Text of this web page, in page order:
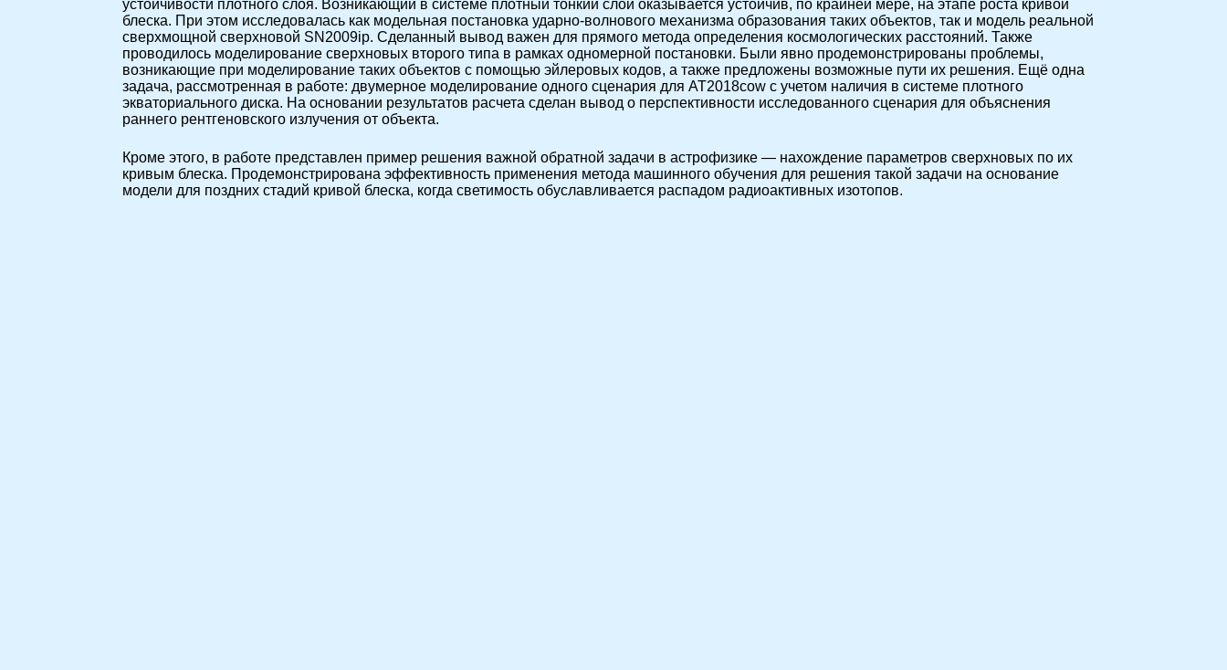
устойчивости плотного слоя. Возникающий в системе плотный тонкий слой оказывается устойчив, по крайней мере, на этапе роста кривой
блеска. При этом исследовалась как модельная постановка ударно-волнового механизма образования таких объектов, так и модель реальной
сверхмощной сверхновой SN2009ip. Сделанный вывод важен для прямого метода определения космологических расстояний. Также
проводилось моделирование сверхновых второго типа в рамках одномерной постановки. Были явно продемонстрированы проблемы,
возникающие при моделирование таких объектов с помощью эйлеровых кодов, а также предложены возможные пути их решения. Ещё одна
задача, рассмотренная в работе: двумерное моделирование одного сценария для AT2018cow с учетом наличия в системе плотного
экваториального диска. На основании результатов расчета сделан вывод о перспективности исследованного сценария для объяснения
раннего рентгеновского излучения от объекта.
Кроме этого, в работе представлен пример решения важной обратной задачи в астрофизике — нахождение параметров сверхновых по их
кривым блеска. Продемонстрирована эффективность применения метода машинного обучения для решения такой задачи на основание
модели для поздних стадий кривой блеска, когда светимость обуславливается распадом радиоактивных изотопов.